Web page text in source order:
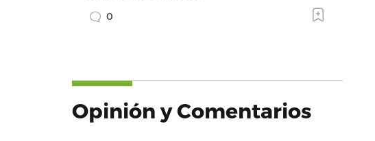
0
Opinión y Comentarios